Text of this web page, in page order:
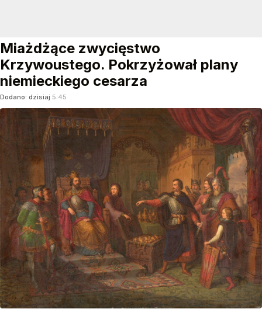
Miażdżące zwycięstwo
Krzywoustego. Pokrzyżował plany
niemieckiego cesarza
Dodano: dzisiaj 5:45